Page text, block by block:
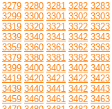
3279 3280 3281 3282 3283
3299 3300 3301 3302 3303
3319 3320 3321 3322 3323
3339 3340 3341 3342 3343
3359 3360 3361 3362 3363
3379 3380 3381 3382 3383
3399 3400 3401 3402 3403
3419 3420 3421 3422 3423
3439 3440 3441 3442 3443
3459 3460 3461 3462 3463